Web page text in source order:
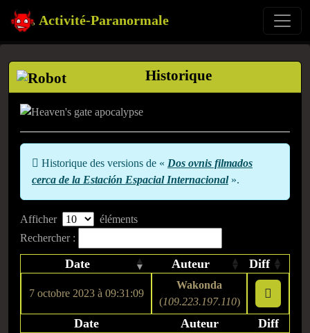
Activité-Paranormale
Historique
Historique des versions de « Dos ovnis filmados
cerca de la Estación Espacial Internacional».
Afficher
éléments
Rechercher :
Date Auteur Diff
7 octobre 2023 à 09:31:09
Wakonda
(109.223.197.110)
Date Auteur Diff